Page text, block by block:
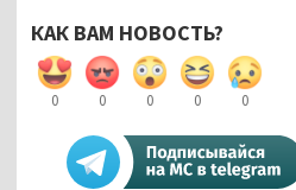
КАК ВАМ НОВОСТЬ?
0 0 0 0 0